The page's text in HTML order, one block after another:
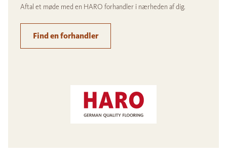
Aftal et møde med en HARO forhandler i nærheden af dig.
Find en forhandler